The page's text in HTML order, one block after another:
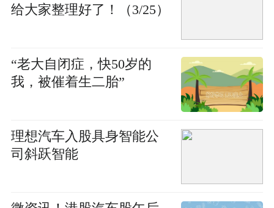
给大家整理好了！（3/25）
“老大自闭症，快50岁的
我，被催着生二胎”
理想汽车入股具身智能公
司斜跃智能